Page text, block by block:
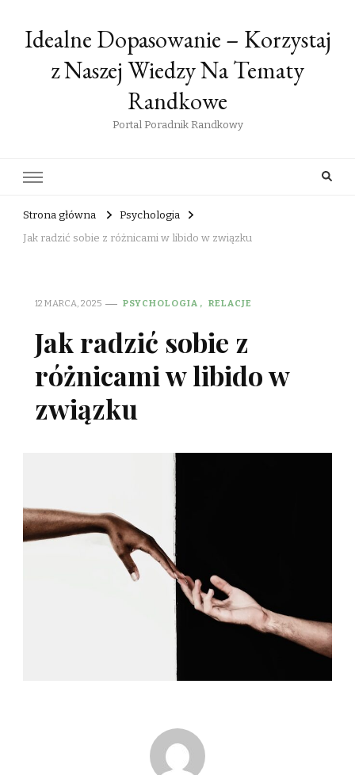
Idealne Dopasowanie – Korzystaj
z Naszej Wiedzy Na Tematy
Randkowe
Portal Poradnik Randkowy
Strona główna
Psychologia
Jak radzić sobie z różnicami w libido w związku
12 MARCA, 2025 PSYCHOLOGIA RELACJE
Jak radzić sobie z
różnicami w libido w
związku